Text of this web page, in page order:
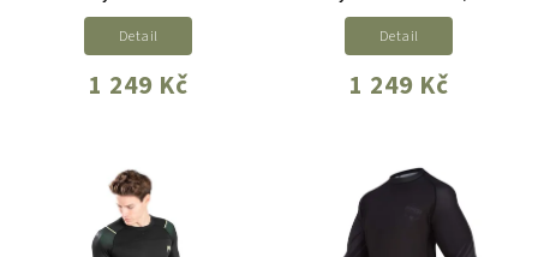
1 249 Kč
Detail
1 249 Kč
Detail